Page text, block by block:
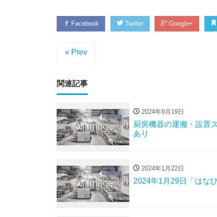
Facebook Twitter Google+
« Prev
関連記事
2024年9月19日
厨房機器の運搬・設置
あり
2024年1月22日
2024年1月29日「はな